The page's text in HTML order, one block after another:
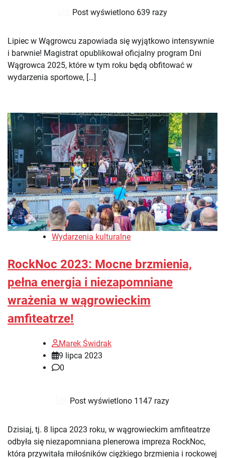
Post wyświetlono 639 razy
Lipiec w Wągrowcu zapowiada się wyjątkowo intensywnie
i barwnie! Magistrat opublikował oficjalny program Dni
Wągrowca 2025, które w tym roku będą obfitować w
wydarzenia sportowe, […]
Wydarzenia kulturalne
RockNoc 2023: Mocne brzmienia,
pełna energia i niezapomniane
wrażenia w wągrowieckim
amfiteatrze!
Marek Świdrak
9 lipca 2023
0
Post wyświetlono 1147 razy
Dzisiaj, tj. 8 lipca 2023 roku, w wągrowieckim amfiteatrze
odbyła się niezapomniana plenerowa impreza RockNoc,
która przywitała miłośników ciężkiego brzmienia i rockowej